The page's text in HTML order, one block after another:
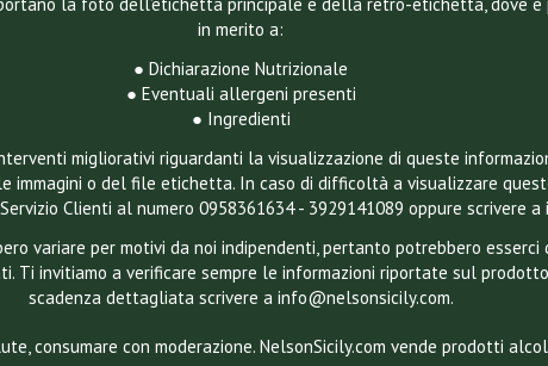
in merito a:
● Dichiarazione Nutrizionale
● Eventuali allergeni presenti
● Ingredienti
migliorativi riguardanti la visualizzazione di queste
immagini o del file etichetta. In caso di difficoltà a visualizzare
Clienti al numero 0958361634 - 3929141089 oppure scrivere a
variare per motivi da noi indipendenti, pertanto potrebbero
invitiamo a verificare sempre le informazioni riportate sul
scadenza dettagliata scrivere a info@nelsonsicily.com.
consumare con moderazione. NelsonSicily.com vende prodotti